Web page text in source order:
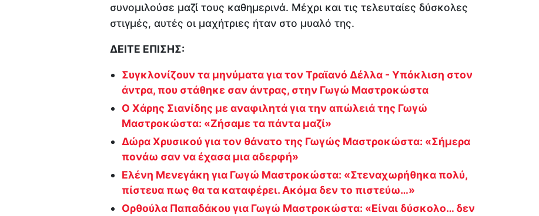
συνομιλούσε μαζί τους καθημερινά. Μέχρι και τις τελευταίες δύσκολες
στιγμές, αυτές οι μαχήτριες ήταν στο μυαλό της.
ΔΕΙΤΕ ΕΠΙΣΗΣ:
Συγκλονίζουν τα μηνύματα για τον Τραϊανό Δέλλα - Υπόκλιση στον
άντρα, που στάθηκε σαν άντρας, στην Γωγώ Μαστροκώστα
Ο Χάρης Σιανίδης με αναφιλητά για την απώλειά της Γωγώ
Μαστροκώστα: «Ζήσαμε τα πάντα μαζί»
Δώρα Χρυσικού για τον θάνατο της Γωγώς Μαστροκώστα: «Σήμερα
πονάω σαν να έχασα μια αδερφή»
Ελένη Μενεγάκη για Γωγώ Μαστροκώστα: «Στεναχωρήθηκα πολύ,
πίστευα πως θα τα καταφέρει. Ακόμα δεν το πιστεύω…»
Ορθούλα Παπαδάκου για Γωγώ Μαστροκώστα: «Είναι δύσκολο… δεν